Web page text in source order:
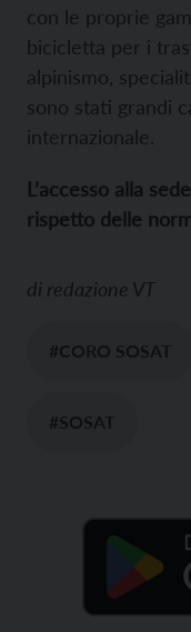
con le proprie
bicicletta per i
alpinismo,
sono stati grandi
internazionale.
L’accesso alla
rispetto delle
di redazione VT
#CORO SOSAT
#SOSAT